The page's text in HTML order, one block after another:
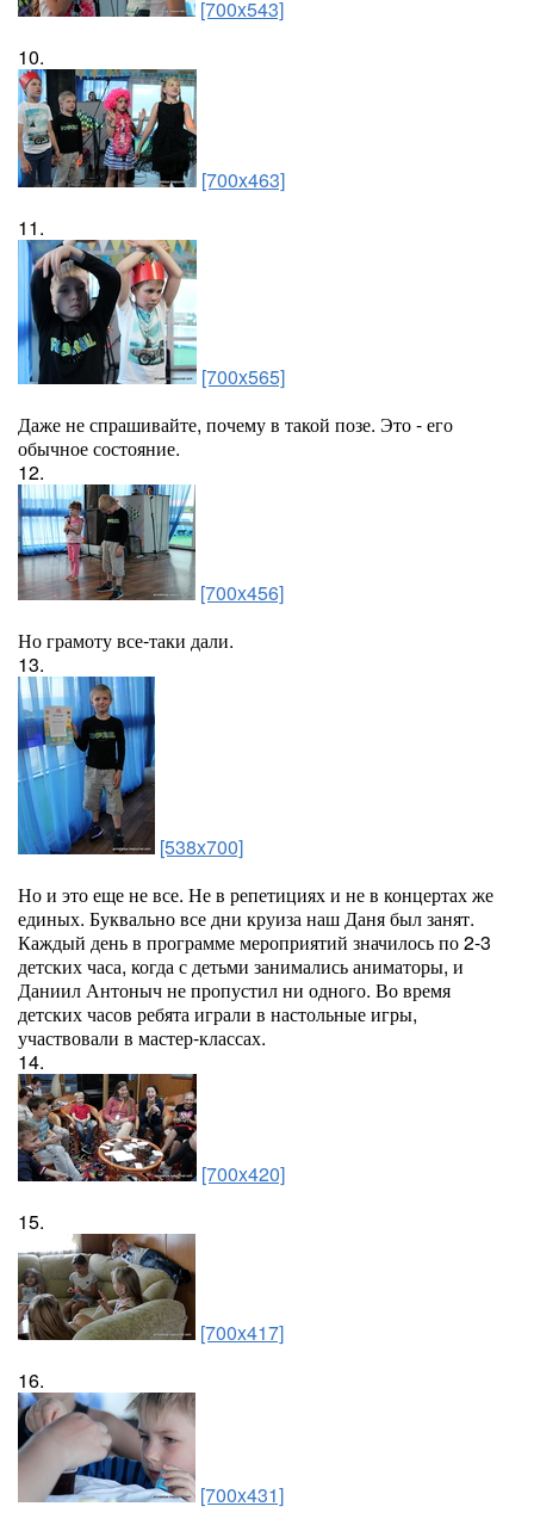
[700x543]
10.
[700x463]
11.
[700x565]
Даже не спрашивайте, почему в такой позе. Это - его
обычное состояние.
12.
[700x456]
Но грамоту все-таки дали.
13.
[538x700]
Но и это еще не все. Не в репетициях и не в концертах же
единых. Буквально все дни круиза наш Даня был занят.
Каждый день в программе мероприятий значилось по 2-3
детских часа, когда с детьми занимались аниматоры, и
Даниил Антоныч не пропустил ни одного. Во время
детских часов ребята играли в настольные игры,
участвовали в мастер-классах.
14.
[700x420]
15.
[700x417]
16.
[700x431]